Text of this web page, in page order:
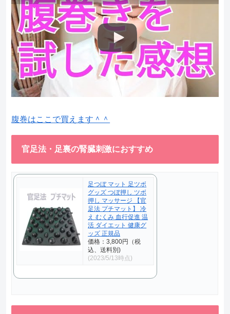
腹巻はここで買えます＾＾
官足法・足裏の腎臓刺激におすすめ
足つぼ マット 足ツボ
グッズ つぼ押し ツボ
押し マッサージ 【官
足法 プチマット】 冷
え むくみ 血行促進 温
活 ダイエット 健康グ
ッズ 正規品
価格：3,800円（税
込、送料別)
(2023/5/13時点)